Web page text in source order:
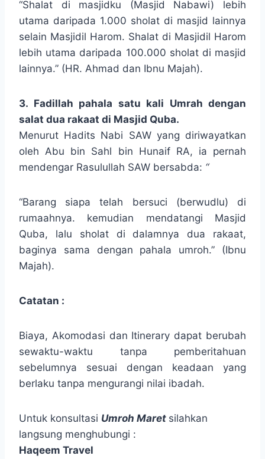
“Shalat di masjidku (Masjid Nabawi) lebih
utama daripada 1.000 sholat di masjid lainnya
selain Masjidil Harom. Shalat di Masjidil Harom
lebih utama daripada 100.000 sholat di masjid
lainnya.” (HR. Ahmad dan Ibnu Majah).
3. Fadillah pahala satu kali Umrah dengan
salat dua rakaat di Masjid Quba.
Menurut Hadits Nabi SAW yang diriwayatkan
oleh Abu bin Sahl bin Hunaif RA, ia pernah
mendengar Rasulullah SAW bersabda: “
“Barang siapa telah bersuci (berwudlu) di
rumaahnya. kemudian mendatangi Masjid
Quba, lalu sholat di dalamnya dua rakaat,
baginya sama dengan pahala umroh.” (Ibnu
Majah).
Catatan :
Biaya, Akomodasi dan Itinerary dapat berubah
sewaktu-waktu tanpa pemberitahuan
sebelumnya sesuai dengan keadaan yang
berlaku tanpa mengurangi nilai ibadah.
Untuk konsultasi Umroh Maret silahkan
langsung menghubungi :
Haqeem Travel